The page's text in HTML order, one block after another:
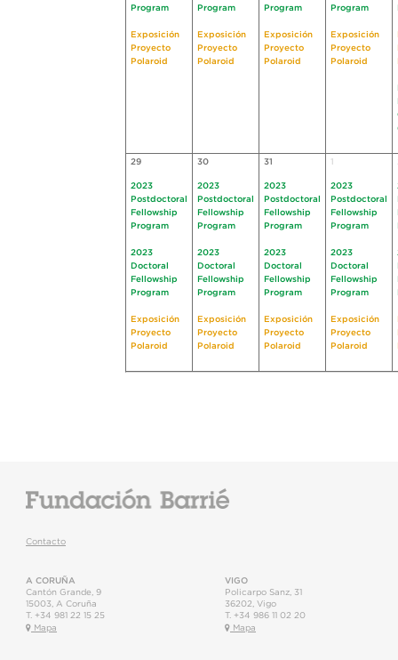
Program
Exposición
Proyecto
Polaroid
Program
Exposición
Proyecto
Polaroid
Program
Exposición
Proyecto
Polaroid
Program
Exposición
Proyecto
Polaroid
29
2023
Postdoctoral
Fellowship
Program
2023
Doctoral
Fellowship
Program
Exposición
Proyecto
Polaroid
30
2023
Postdoctoral
Fellowship
Program
2023
Doctoral
Fellowship
Program
Exposición
Proyecto
Polaroid
31
2023
Postdoctoral
Fellowship
Program
2023
Doctoral
Fellowship
Program
Exposición
Proyecto
Polaroid
2023
Postdoctoral
Fellowship
Program
2023
Doctoral
Fellowship
Program
Exposición
Proyecto
Polaroid
Contacto
A CORUÑA
Cantón Grande, 9
15003
A Coruña
T. +34 981 22 15 25
Mapa
VIGO
Policarpo Sanz, 31
36202 Vigo
T. +34 986 11 02 20
Mapa